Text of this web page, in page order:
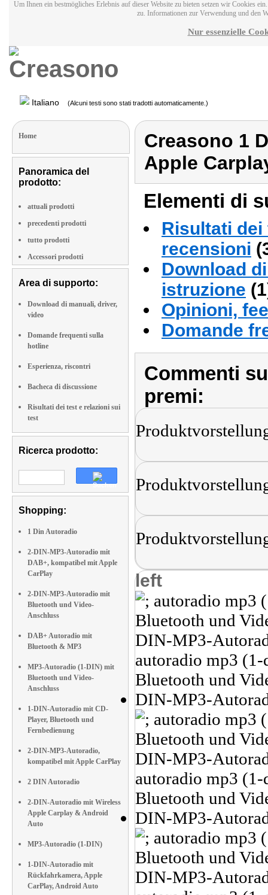
Um Ihnen ein bestmögliches Erlebnis auf dieser Website zu bieten setzen wir Cookies
zu. Informationen zur Verwendung und den
Nur essenzielle
Italiano (Alcuni testi sono stati tradotti automaticamente.)
Home
Panoramica del
prodotto:
attuali prodotti
precedenti prodotti
tutto prodotti
Accessori prodotti
Area di supporto:
Download di manuali, driver,
video
Domande frequenti sulla
hotline
Esperienza, riscontri
Bacheca di discussione
Risultati dei test e relazioni sui
test
Ricerca prodotto:
Shopping:
1 Din Autoradio
2-DIN-MP3-Autoradio mit
DAB+, kompatibel mit Apple
CarPlay
2-DIN-MP3-Autoradio mit
Bluetooth und Video-
Anschluss
DAB+ Autoradio mit
Bluetooth & MP3
MP3-Autoradio (1-DIN) mit
Bluetooth und Video-
Anschluss
1-DIN-Autoradio mit CD-
Player, Bluetooth und
Fernbedienung
2-DIN-MP3-Autoradio,
kompatibel mit Apple CarPlay
2 DIN Autoradio
2-DIN-Autoradio mit Wireless
Apple Carplay & Android
Auto
MP3-Autoradio (1-DIN)
1-DIN-Autoradio mit
Rückfahrkamera, Apple
CarPlay, Android Auto
Creasono 1
Apple
Elementi di
Risultati
recensioni
Download
istruzione
Opinioni,
Domande
Commenti
premi:
left